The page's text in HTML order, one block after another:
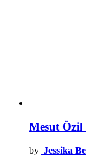
Mesut Özil
by Jessika